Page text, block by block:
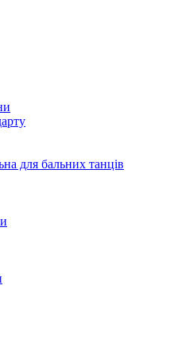
для бальних танців